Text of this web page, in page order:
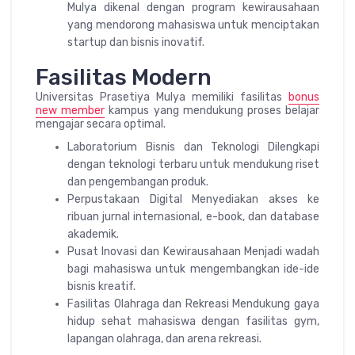
Mulya dikenal dengan program kewirausahaan
yang mendorong mahasiswa untuk menciptakan
startup dan bisnis inovatif.
Fasilitas Modern
Universitas Prasetiya Mulya memiliki fasilitas
bonus
new member kampus yang mendukung proses belajar
mengajar secara optimal.
Laboratorium Bisnis dan Teknologi Dilengkapi
dengan teknologi terbaru untuk mendukung riset
dan pengembangan produk.
Perpustakaan Digital Menyediakan akses ke
ribuan jurnal internasional, e-book, dan database
akademik.
Pusat Inovasi dan Kewirausahaan Menjadi wadah
bagi mahasiswa untuk mengembangkan ide-ide
bisnis kreatif.
Fasilitas Olahraga dan Rekreasi Mendukung gaya
hidup sehat mahasiswa dengan fasilitas gym,
lapangan olahraga, dan arena rekreasi.